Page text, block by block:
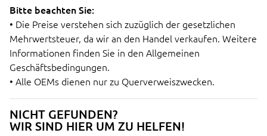
NICHT GEFUNDEN?
WIR SIND HIER UM ZU HELFEN!
Bitte beachten Sie:
• Die Preise verstehen sich zuzüglich der gesetzlichen
Mehrwertsteuer, da wir an den Handel verkaufen. Weitere
Informationen finden Sie in den Allgemeinen
Geschäftsbedingungen.
• Alle OEMs dienen nur zu Querverweiszwecken.